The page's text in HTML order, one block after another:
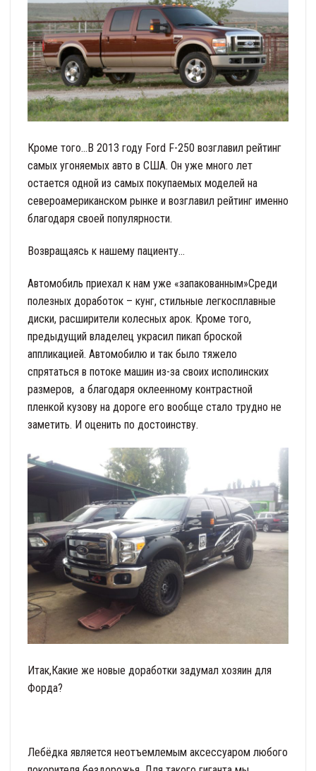
Кроме того…В 2013 году Ford F-250 возглавил рейтинг
самых угоняемых авто в США. Он уже много лет
остается одной из самых покупаемых моделей на
североамериканском рынке и возглавил рейтинг именно
благодаря своей популярности.
Возвращаясь к нашему пациенту…
Автомобиль приехал к нам уже «запакованным»Среди
полезных доработок – кунг, стильные легкосплавные
диски, расширители колесных арок. Кроме того,
предыдущий владелец украсил пикап броской
аппликацией. Автомобилю и так было тяжело
спрятаться в потоке машин из-за своих исполинских
размеров, а благодаря оклеенному контрастной
пленкой кузову на дороге его вообще стало трудно не
заметить. И оценить по достоинству.
Итак,Какие же новые доработки задумал хозяин для
Форда?
Лебёдка является неотъемлемым аксессуаром любого